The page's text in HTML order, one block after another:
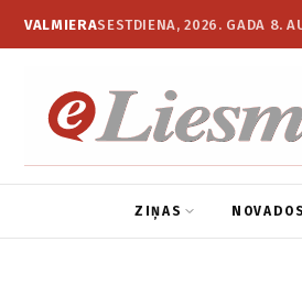
VALMIERASESTDIENA, 2026. GADA 8.
ZIŅAS NOVADOS